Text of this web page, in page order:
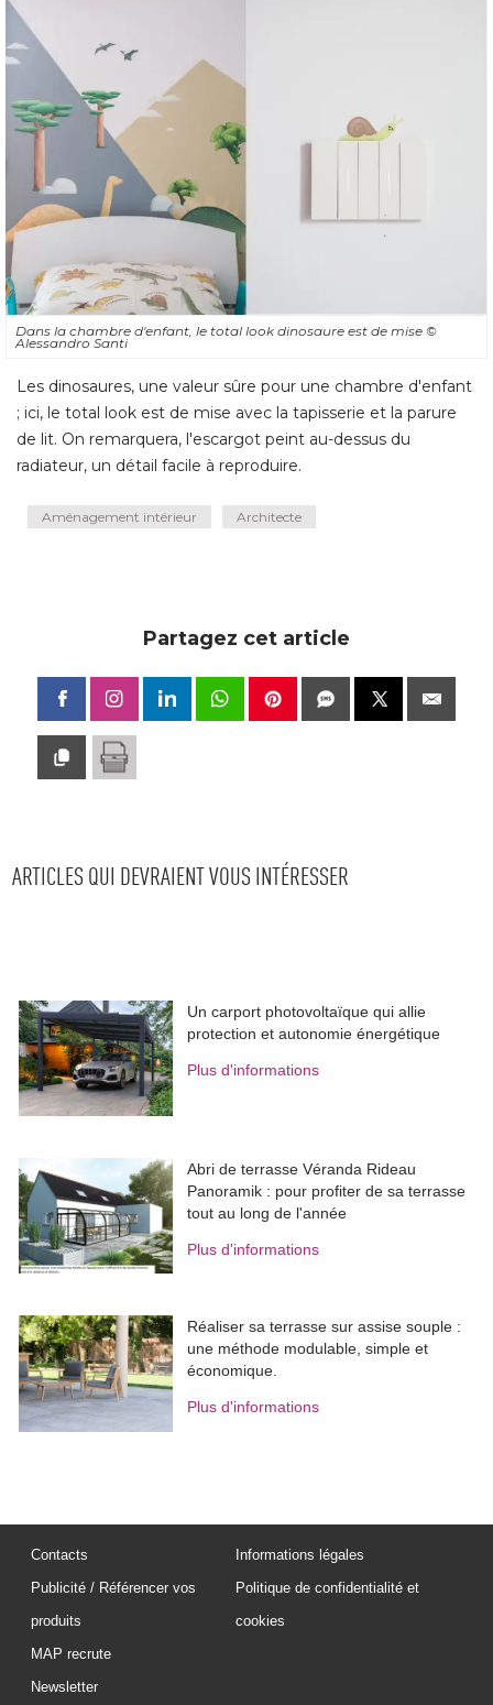
Dans la chambre d'enfant, le total look dinosaure est de mise ©
Alessandro Santi
Les dinosaures, une valeur sûre pour une chambre d'enfant
; ici, le total look est de mise avec la tapisserie et la parure
de lit. On remarquera, l'escargot peint au-dessus du
radiateur, un détail facile à reproduire.
Aménagement intérieur Architecte
Partagez cet article
ARTICLES QUI DEVRAIENT VOUS INTÉRESSER
Un carport photovoltaïque qui allie
protection et autonomie énergétique
Plus d'informations
Abri de terrasse Véranda Rideau
Panoramik : pour profiter de sa terrasse
tout au long de l'année
Plus d'informations
Réaliser sa terrasse sur assise souple :
une méthode modulable, simple et
économique.
Plus d'informations
Contacts
Publicité / Référencer vos
produits
MAP recrute
Newsletter
Informations légales
Politique de confidentialité et
cookies